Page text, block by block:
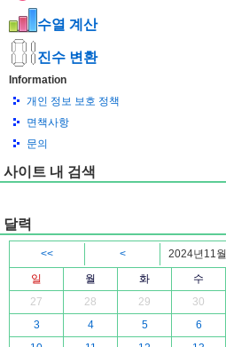
수열 계산
진수 변환
Information
개인 정보 보호 정책
면책사항
문의
사이트 내 검색
달력
<< < 2024년11월
일
월 화 수
27
28 29 30
3
4 5 6